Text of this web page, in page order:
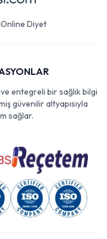
Online Diyet
entegreli bir sağlık bilgi
güvenilir altyapısıyla
sağlar.